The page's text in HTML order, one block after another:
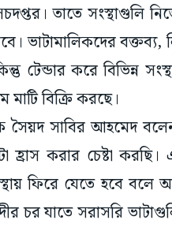
তাতে
ভাটামালিকদের
টেন্ডার করে বিভিন্ন
মাটি বিক্রি করছে।
সৈয়দ সাবির আহমেদ
হ্রাস করার চেষ্টা
ফিরে যেতে হবে বলে
নদীর চর যাতে সরাসরি